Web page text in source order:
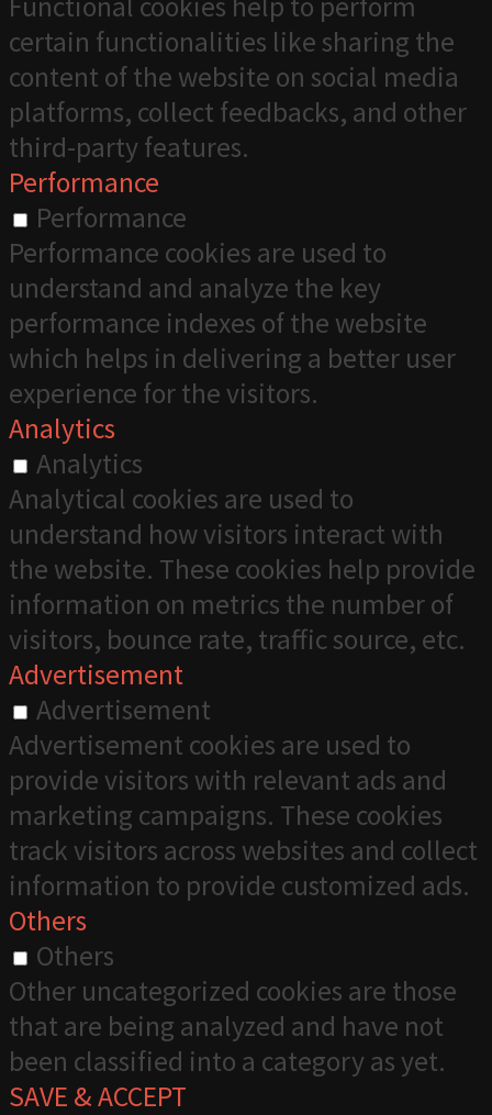
certain functionalities like sharing the
content of the website on social media
platforms, collect feedbacks, and other
third-party features.
Performance
Performance
Performance cookies are used to
understand and analyze the key
performance indexes of the website
which helps in delivering a better user
experience for the visitors.
Analytics
Analytics
Analytical cookies are used to
understand how visitors interact with
the website. These cookies help provide
information on metrics the number of
visitors, bounce rate, traffic source, etc.
Advertisement
Advertisement
Advertisement cookies are used to
provide visitors with relevant ads and
marketing campaigns. These cookies
track visitors across websites and collect
information to provide customized ads.
Others
Others
Other uncategorized cookies are those
that are being analyzed and have not
been classified into a category as yet.
SAVE & ACCEPT